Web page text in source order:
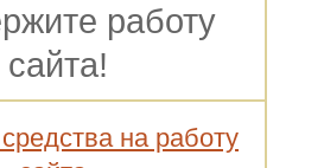
работу
сайта!
на работу